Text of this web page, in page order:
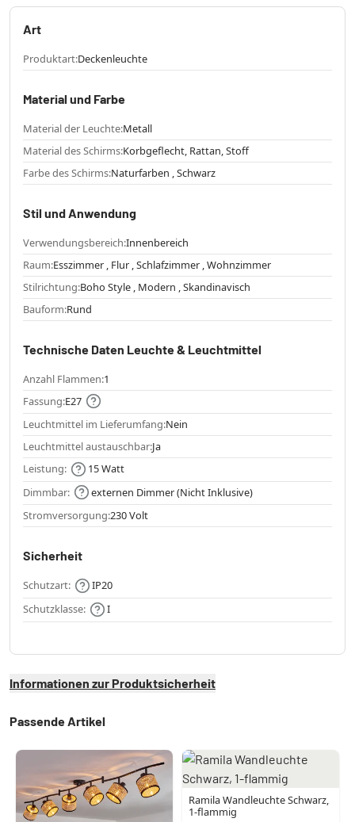
Art
Produktart:Deckenleuchte
Material und Farbe
Material der Leuchte:Metall
Material des Schirms:Korbgeflecht, Rattan, Stoff
Farbe des Schirms:Naturfarben , Schwarz
Stil und Anwendung
Verwendungsbereich:Innenbereich
Raum:Esszimmer , Flur , Schlafzimmer , Wohnzimmer
Stilrichtung:Boho Style , Modern , Skandinavisch
Bauform:Rund
Technische Daten Leuchte & Leuchtmittel
Anzahl Flammen:1
Fassung:E27
Leuchtmittel im Lieferumfang:Nein
Leuchtmittel austauschbar:Ja
Leistung:
15 Watt
Dimmbar:
externen Dimmer (Nicht Inklusive)
Stromversorgung:230 Volt
Sicherheit
Schutzart:
IP20
Schutzklasse:
I
Informationen zur Produktsicherheit
Passende Artikel
Ramila Wandleuchte Schwarz,
1-flammig